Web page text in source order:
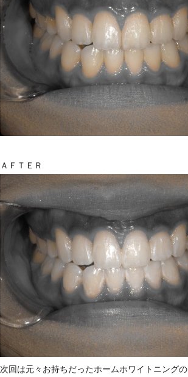
ＡＦＴＥＲ
次回は元々お持ちだったホームホワイトニングの